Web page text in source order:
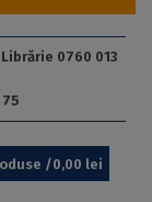
0760 013
/0,00 lei